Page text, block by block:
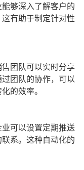
够深入了解客户的
有助于制定针对性
团队可以实时分享
团队的协作，可以
的效率。
可以设置定期推送
系。这种自动化的